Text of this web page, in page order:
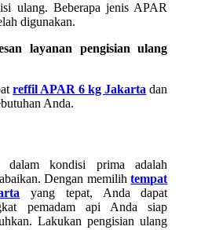
ulang. Beberapa jenis APAR
digunakan.
layanan pengisian ulang
reffil APAR 6 kg Jakarta dan
Anda.
dalam kondisi prima adalah
Dengan memilihtempat
yang tepat, Anda dapat
pemadam api Anda siap
Lakukan pengisian ulang